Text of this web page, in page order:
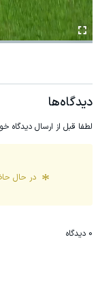
دیدگاه‌ها
لطفا قبل از ارسال دیدگاه
در حال
0 دیدگاه